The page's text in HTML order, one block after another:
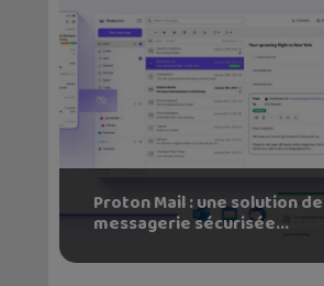
Proton Mail : une solution de
messagerie sécurisée...